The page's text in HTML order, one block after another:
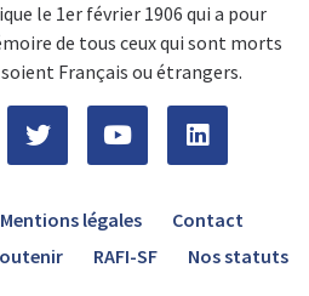
le 1er février 1906 qui a pour
de tous ceux qui sont morts
Français ou étrangers.
Mentions légales
Contact
RAFI-SF Nos statuts